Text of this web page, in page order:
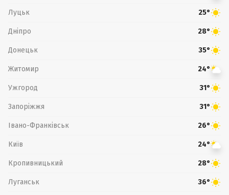
Луцьк 25°
Дніпро 28°
Донецьк 35°
Житомир 24°
Ужгород 31°
Запоріжжя 31°
Івано-Франківськ 26°
Київ 24°
Кропивницький 28°
Луганськ 36°